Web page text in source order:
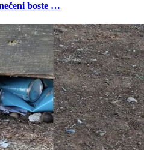
boste …